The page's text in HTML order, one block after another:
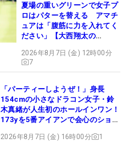
夏場の重いグリーンで女子プ
ロはパターを替える アマチ
ュアは「腹筋に力を入れてく
ださい」【大西翔太の
2026年8月7日 (金) 12時00分
7
「パーティーしようぜ！」身長
154cmの小さなドラコン女子・鈴
木真緒が人生初のホールインワン！
173yを5番アイアンで会心のショッ
2026年8月7日 (金) 16時00分 1